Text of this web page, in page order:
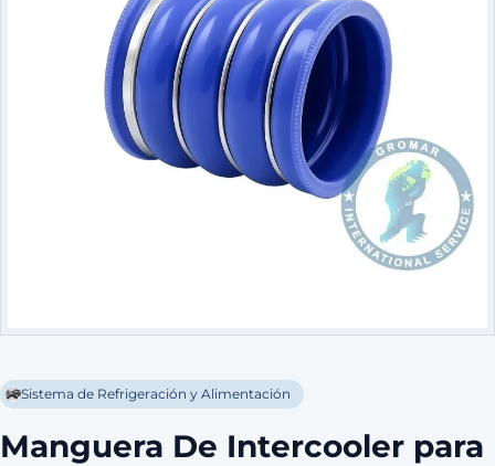
Sistema de Refrigeración y Alimentación
Manguera De Intercooler para